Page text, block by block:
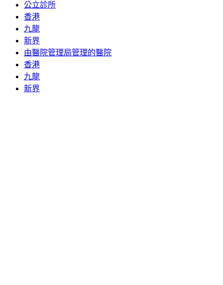
公立診所
香港
九龍
新界
由醫院管理局管理的醫院
香港
九龍
新界